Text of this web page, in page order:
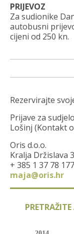
PRIJEVOZ
Za sudionike
autobusni
cijeni od 250 kn.
Rezervirajte
Prijave za
Lošinj (Kontakt
Oris d.o.o.
Kralja Držislava
+ 385 1 37 78 177
maja@oris.hr